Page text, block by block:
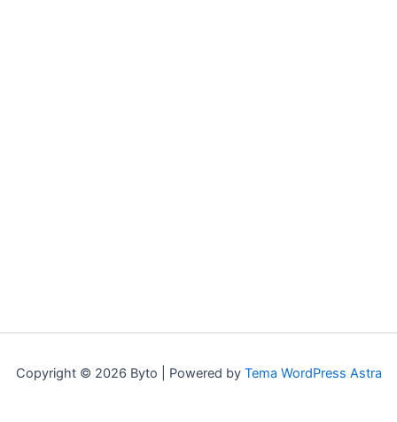
Copyright © 2026 Byto | Powered by Tema WordPress Astra